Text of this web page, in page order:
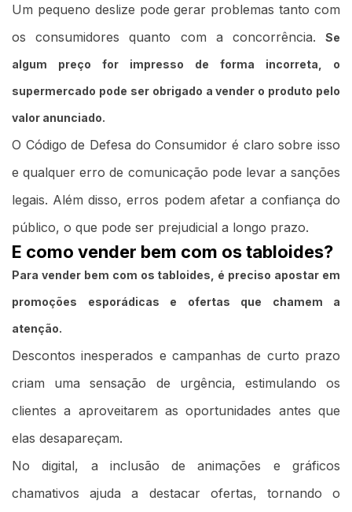
Um pequeno deslize pode gerar problemas tanto com
os consumidores quanto com a concorrência. Se
algum preço for impresso de forma incorreta, o
supermercado pode ser obrigado a vender o produto pelo
valor anunciado.
O Código de Defesa do Consumidor é claro sobre isso
e qualquer erro de comunicação pode levar a sanções
legais. Além disso, erros podem afetar a confiança do
público, o que pode ser prejudicial a longo prazo.
E como vender bem com os tabloides?
Para vender bem com os tabloides, é preciso apostar em
promoções esporádicas e ofertas que chamem a
atenção.
Descontos inesperados e campanhas de curto prazo
criam uma sensação de urgência, estimulando os
clientes a aproveitarem as oportunidades antes que
elas desapareçam.
No digital, a inclusão de animações e gráficos
chamativos ajuda a destacar ofertas, tornando o